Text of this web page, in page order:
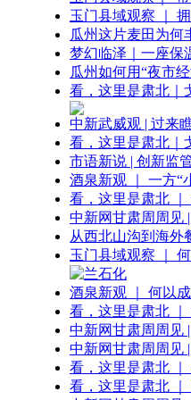
玉门县域观察 ｜
瓜州这片麦田为何
梦幻临泽｜一座保
瓜州如何用“夜市
看，这里是肃北｜
中新武威观 | 过来
看，这里是肃北｜
市语新说 | 创新监
酒泉新观 ｜ 一方“
看，这里是肃北 ｜
中新网甘肃周周见
从西北山沟到海外
玉门县域观察 ｜
酒泉新观 ｜ 何以
看，这里是肃北 ｜
中新网甘肃周周见
中新网甘肃周周见
看，这里是肃北 ｜
看，这里是肃北 ｜